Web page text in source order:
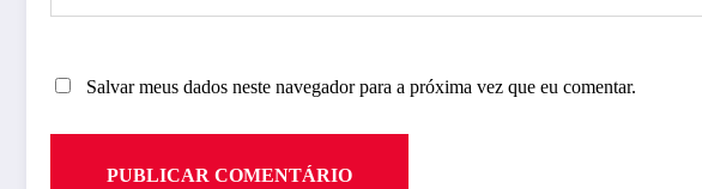
Salvar meus dados neste navegador para a próxima vez que eu comentar.